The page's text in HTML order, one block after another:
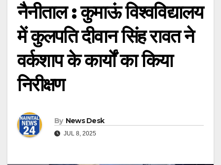
नैनीताल : कुमाऊं विश्वविद्यालय
में कुलपति दीवान सिंह रावत ने
वर्कशाप के कार्यों का किया
निरीक्षण
By News Desk
JUL 8, 2025